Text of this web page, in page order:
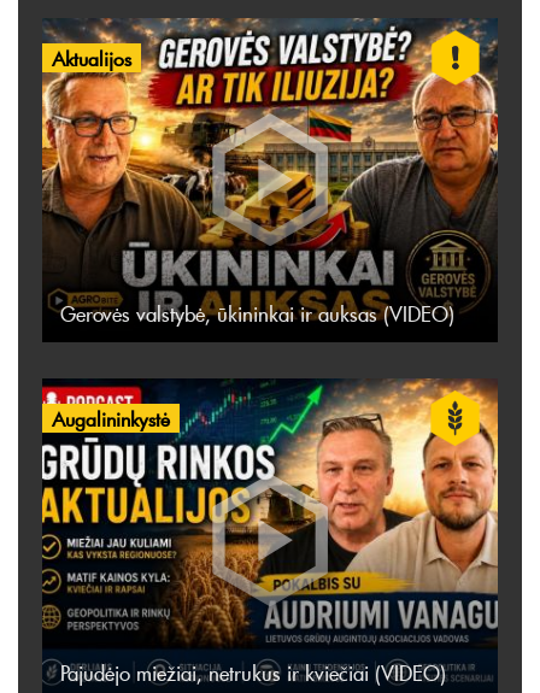
Aktualijos
Gerovės valstybė, ūkininkai ir auksas (VIDEO)
Augalininkystė
Pajudėjo miežiai, netrukus ir kviečiai (VIDEO)